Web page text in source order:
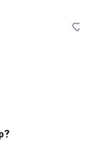
8 пред.